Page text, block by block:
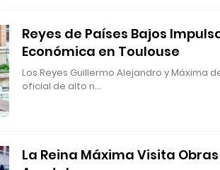
Reyes de Países Bajos
Económica en Toulouse
Los Reyes Guillermo Alejandro y Máxima
oficial de alto n…
La Reina Máxima Visita